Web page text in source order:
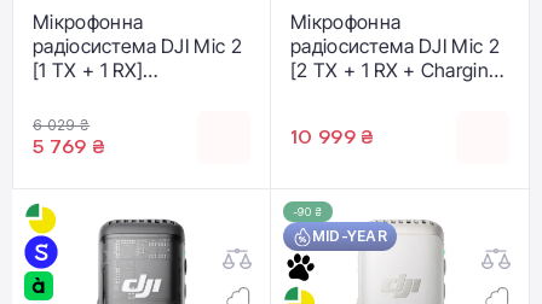
Мікрофонна
радіосистема DJI Mic 2
[1 TX + 1 RX]
6 029 ₴
5 769 ₴
Мікрофонна
радіосистема DJI Mic 2
[2 TX + 1 RX + Charging
10 999 ₴
-90 ₴
MID-YEAR